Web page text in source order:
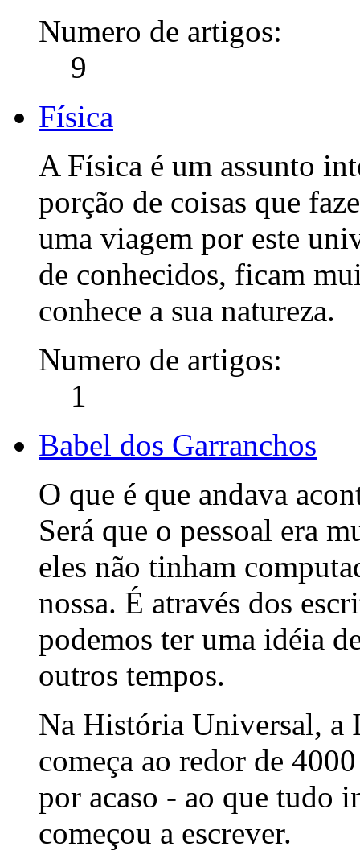
Numero de artigos:
9
Física
A Física é um assunto
porção de coisas que
uma viagem por este
de conhecidos, ficam
conhece a sua natureza.
Numero de artigos:
1
Babel dos Garranchos
O que é que andava
Será que o pessoal era
eles não tinham
nossa. É através dos
podemos ter uma idéia
outros tempos.
Na História Universal, a
começa ao redor de
por acaso - ao que tudo
começou a escrever.